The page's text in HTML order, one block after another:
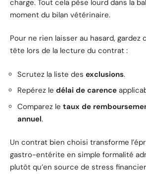
charge. Tout cela pèse lourd dans la
moment du bilan vétérinaire.
Pour ne rien laisser au hasard, gardez
tête lors de la lecture du contrat :
Scrutez la liste des exclusions.
Repérez le délai de carence
Comparez le taux de
annuel.
Un contrat bien choisi transforme
gastro-entérite en simple formalité
plutôt qu’en source de stress